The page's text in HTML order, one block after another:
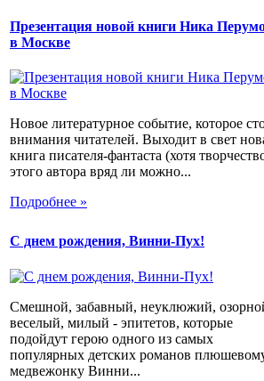
Презентация новой книги Ника
в Москве
Новое литературное событие, которое
внимания читателей. Выходит в свет
книга писателя-фантаста (хотя
этого автора вряд ли можно...
Подробнее »
С днем рождения, Винни-Пух!
Смешной, забавный, неуклюжий,
веселый, милый - эпитетов, которые
подойдут герою одного из самых
популярных детских романов
медвежонку Винни...